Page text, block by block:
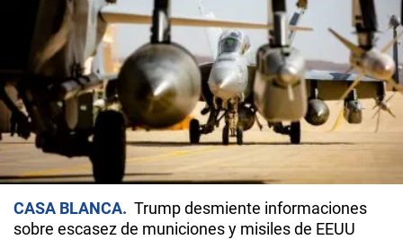
CASA BLANCA
Trump desmiente informaciones
sobre escasez de municiones y misiles de EEUU